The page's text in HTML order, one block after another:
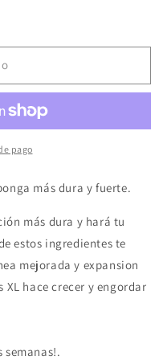
pago
más dura y fuerte.
más dura y hará tu
estos ingredientes te
mejorada y expansion
hace crecer y engordar
semanas!.